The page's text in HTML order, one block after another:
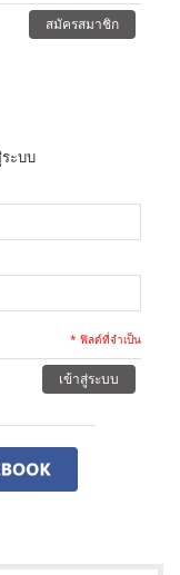
สมัครสมาชิก
ะบบ
* ฟิลด์ที่จำเป็น
เข้าสู่ระบบ